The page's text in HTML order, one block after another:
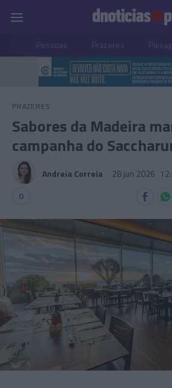
Pessoas Prazeres
PRAZERES
Sabores da Madeira
campanha do
Andreia Correia 28 jun 2026
0